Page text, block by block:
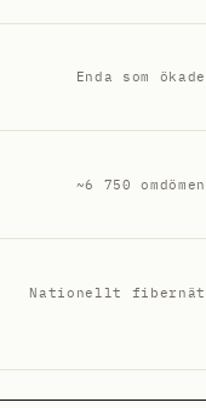
Enda som ökade
~6 750 omdömen
Nationellt fibernät